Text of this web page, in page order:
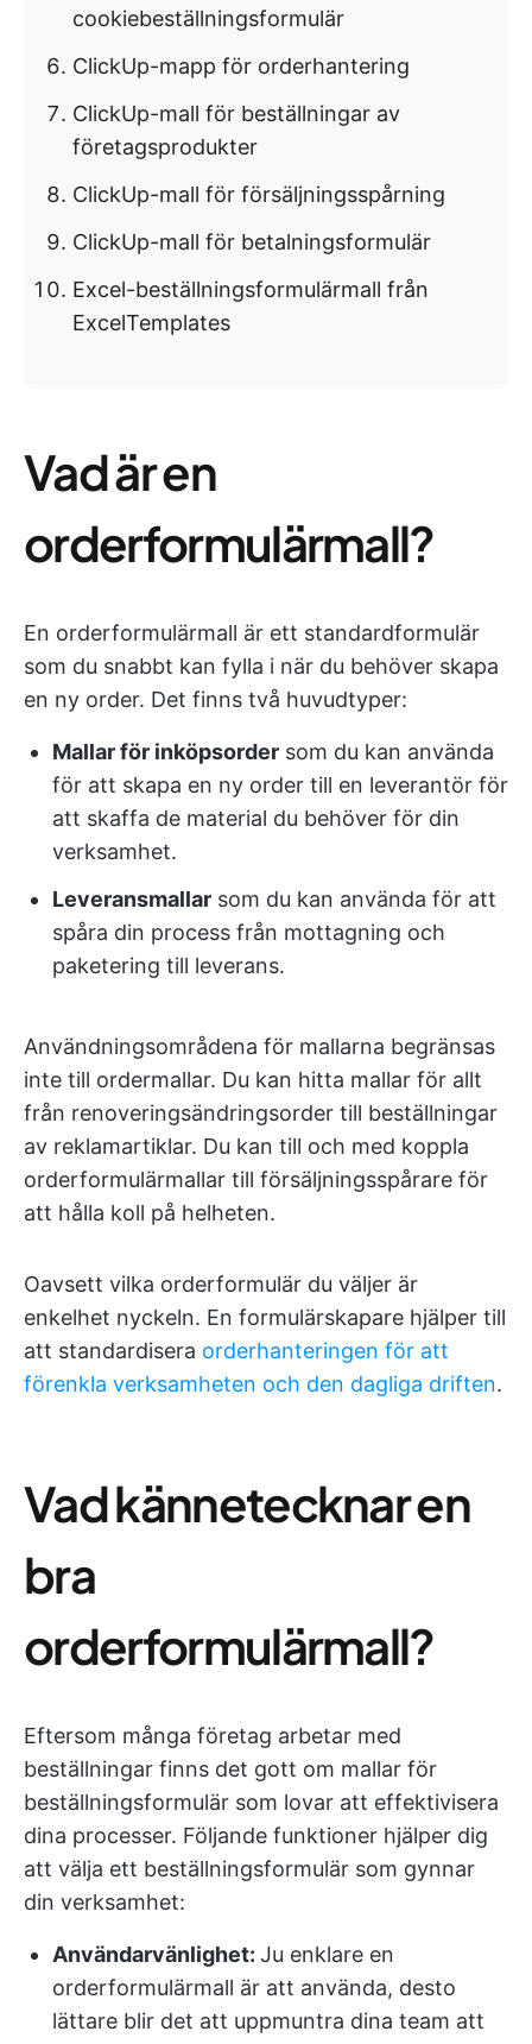
cookiebeställningsformulär
ClickUp-mapp för orderhantering
ClickUp-mall för beställningar av
företagsprodukter
ClickUp-mall för försäljningsspårning
ClickUp-mall för betalningsformulär
Excel-beställningsformulärmall från
ExcelTemplates
Vad är en
orderformulärmall?
En orderformulärmall är ett standardformulär
som du snabbt kan fylla i när du behöver skapa
en ny order. Det finns två huvudtyper:
Mallar för inköpsorder som du kan använda
för att skapa en ny order till en leverantör för
att skaffa de material du behöver för din
verksamhet.
Leveransmallar som du kan använda för att
spåra din process från mottagning och
paketering till leverans.
Användningsområdena för mallarna begränsas
inte till ordermallar. Du kan hitta mallar för allt
från renoveringsändringsorder till beställningar
av reklamartiklar. Du kan till och med koppla
orderformulärmallar till försäljningsspårare för
att hålla koll på helheten.
Oavsett vilka orderformulär du väljer är
enkelhet nyckeln. En formulärskapare hjälper till
att standardisera orderhanteringen för att
förenkla verksamheten och den dagliga driften.
Vad kännetecknar en
bra
orderformulärmall?
Eftersom många företag arbetar med
beställningar finns det gott om mallar för
beställningsformulär som lovar att effektivisera
dina processer. Följande funktioner hjälper dig
att välja ett beställningsformulär som gynnar
din verksamhet:
Användarvänlighet: Ju enklare en
orderformulärmall är att använda, desto
lättare blir det att uppmuntra dina team att